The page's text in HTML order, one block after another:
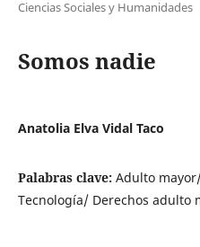
Ciencias Sociales y Humanidades
Somos nadie
Anatolia Elva Vidal Taco
Palabras clave: Adulto
Tecnología/ Derechos adulto